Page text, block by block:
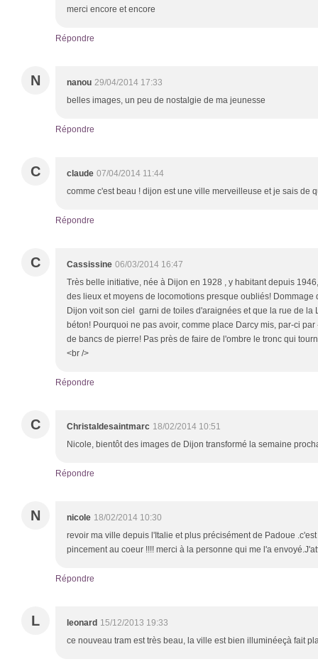
merci encore et encore
Répondre
N nanou 29/04/2014 17:33
belles images, un peu de nostalgie de ma jeunesse
Répondre
C claude 07/04/2014 11:44
comme c'est beau ! dijon est une ville merveilleuse et je sais de
Répondre
C Cassissine 06/03/2014 16:47
Très belle initiative, née à Dijon en 1928 , y habitant depuis
des lieux et moyens de locomotions presque oubliés! Dommage
Dijon voit son ciel garni de toiles d'araignées et que la rue de la
béton! Pourquoi ne pas avoir, comme place Darcy mis, par-ci
de bancs de pierre! Pas près de faire de l'ombre le tronc qui
<br />
Répondre
C Christaldesaintmarc 18/02/2014 10:51
Nicole, bientôt des images de Dijon transformé la semaine
Répondre
N nicole 18/02/2014 10:30
revoir ma ville depuis l'Italie et plus précisément de Padoue
pincement au coeur !!!! merci à la personne qui me l'a
Répondre
L leonard 15/12/2013 19:33
ce nouveau tram est très beau, la ville est bien illuminéeçà fait